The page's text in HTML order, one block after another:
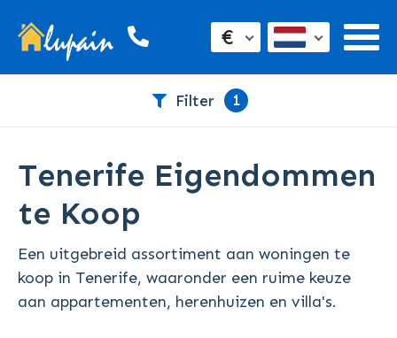
€
Filter 1
Tenerife Eigendommen
te Koop
Een uitgebreid assortiment aan woningen te
koop in Tenerife, waaronder een ruime keuze
aan appartementen, herenhuizen en villa's.